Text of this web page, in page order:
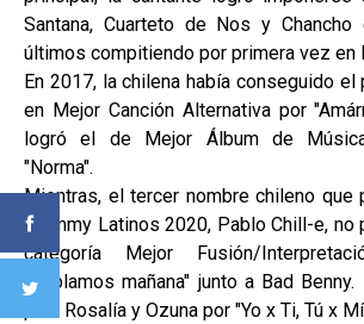
Santana, Cuarteto de Nos y
últimos compitiendo por primera vez en
En 2017, la chilena había conseguido
en Mejor Canción Alternativa por
logró el de Mejor Álbum de
"Norma".
Mientras, el tercer nombre chileno que
Grammy Latinos 2020, Pablo Chill-e, no
categoría Mejor Fusión/
"Hablamos mañana" junto a Bad
para Rosalía y Ozuna por "Yo x Ti, Tú x